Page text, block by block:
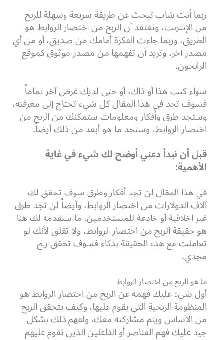
ربما أنت شاب تبحث عن طريقة سريعة وسهلة للربح
من الإنترنت، وتعتقد أن الربح من اختصار الروابط هو
الطريق، وربما جاءت الفكرة أمامك من صديق، أو من أي
مصدر آخر، وتريد أن تفهمها من مصدر موثوق كموقع
الرابحون.
سواء كنت هذا أو ذاك، أو حتى لديك غرض آخر تماماً
فسوف تجد في هذا المقال كل شيء تحتاج إلى معرفته،
وستجد طرق وأفكار ومعلومات ستمكنك من الربح من
اختصار الروابط، وستجد ما هو أبعد من ذلك أيضاً.
قبل أن نبدأ دعني أوضح لك شيء في غاية
الأهمية:
في هذا المقال لن تجد أفكار وطرق سوف تحقق لك
آلاف الدولارات من اختصار الروابط، وأيضاً لن تجد طرق
غير اخلاقية أو خادعة للمستخدمين. ما سنقدمه لك هنا
هو حقيقة الربح من اختصار الروابط، ولا تقلق لأنك لو
تعاملت مع هذه الحقيقة بذكاء فسوف تحقق ربح
مجدي.
ما هو الربح من اختصار الروابط
أول شيء عليك فهمه عن الربح من اختصار الروابط هو
المنظومة الربحية التي يقوم عليها، وكيف يتحقق الربح
من الأساس ويتم مشاركته معك، ولفهم ذلك بشكل
جيد عليك فهم العناصر أو الفاعلين الذين تقوم عليهم